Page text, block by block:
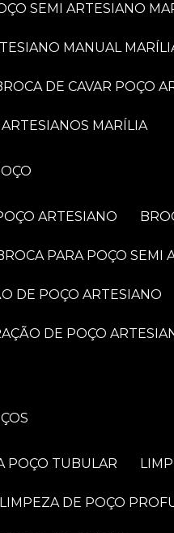
SEMI ARTESIANO
MANUAL
BROCA DE CAVAR POÇO
ARTESIANOS MARÍLIA
ARTESIANO
BROCA PARA POÇO SEMI
DE POÇO ARTESIANO
DE POÇO
POÇO TUBULAR
LIMPEZA DE POÇO